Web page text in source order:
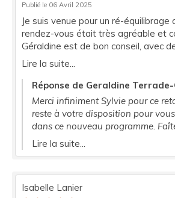
Publié le 06 Avril 2025
Je suis venue pour un ré-équilibrage
rendez-vous était très agréable et
Géraldine est de bon conseil, avec
d’écoute et a le don de mettre à
recommande vivement !
Lire la suite...
Réponse de Geraldine
Merci infiniment Sylvie pour ce
reste à votre disposition pour
dans ce nouveau programme.
confiance, les résultats seront
Lire la suite...
Isabelle Lanier